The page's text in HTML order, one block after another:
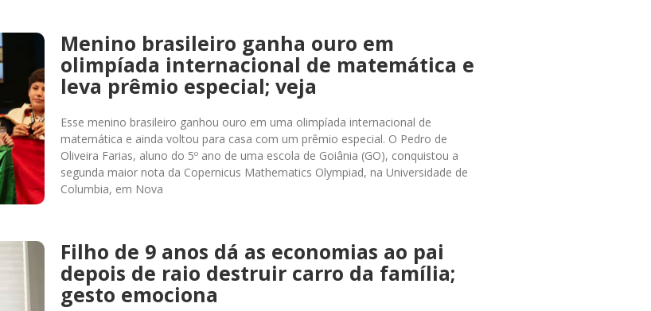
Menino brasileiro ganha ouro em
olimpíada internacional de matemática e
leva prêmio especial; veja
Esse menino brasileiro ganhou ouro em uma olimpíada internacional de
matemática e ainda voltou para casa com um prêmio especial. O Pedro de
Oliveira Farias, aluno do 5º ano de uma escola de Goiânia (GO), conquistou a
segunda maior nota da Copernicus Mathematics Olympiad, na Universidade de
Columbia, em Nova
Filho de 9 anos dá as economias ao pai
depois de raio destruir carro da família;
gesto emociona